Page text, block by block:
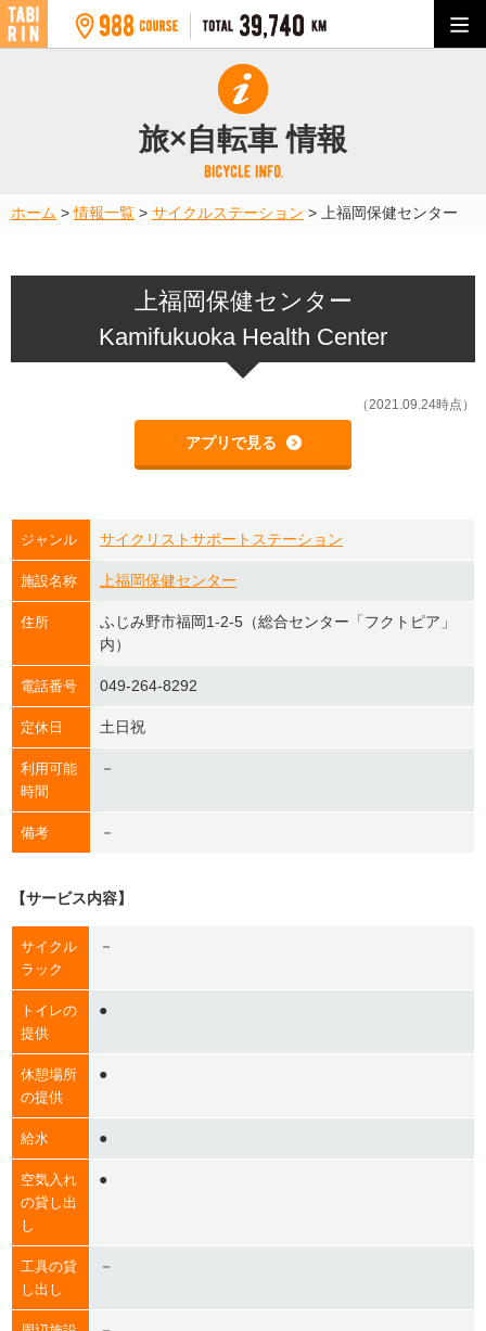
旅×自転車 情報
ホーム >情報一覧 > サイクルステーション > 上福岡保健センター
上福岡保健センター
Kamifukuoka Health Center
（2021.09.24時点）
アプリで見る
ジャンル サイクリストサポートステーション
施設名称 上福岡保健センター
住所
ふじみ野市福岡1-2-5（総合センター「フクトピア」
内）
電話番号 049-264-8292
定休日 土日祝
利用可能
時間
－
備考 －
【サービス内容】
サイクル
ラック
－
トイレの
提供
●
休憩場所
の提供
●
給水 ●
空気入れ
の貸し出
し
●
工具の貸
し出し
－